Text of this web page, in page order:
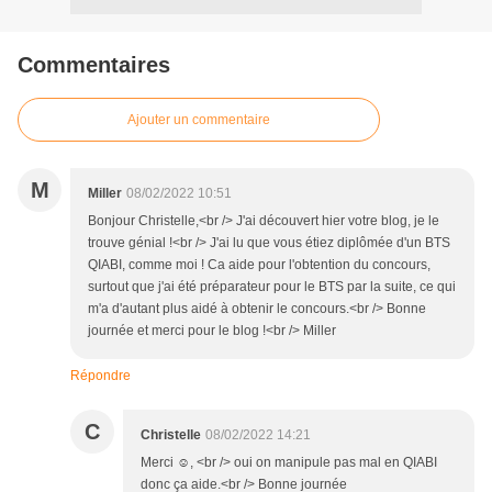
Commentaires
Ajouter un commentaire
M Miller 08/02/2022 10:51
Bonjour Christelle,<br /> J'ai découvert hier votre blog, je le
trouve génial !<br /> J'ai lu que vous étiez diplômée d'un BTS
QIABI, comme moi ! Ca aide pour l'obtention du concours,
surtout que j'ai été préparateur pour le BTS par la suite, ce qui
m'a d'autant plus aidé à obtenir le concours.<br /> Bonne
journée et merci pour le blog !<br /> Miller
Répondre
C Christelle 08/02/2022 14:21
Merci ☺️, <br /> oui on manipule pas mal en QIABI
donc ça aide.<br /> Bonne journée